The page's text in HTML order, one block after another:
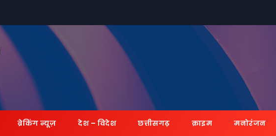
ब्रेकिंग न्यूज़ देश – विदेश छत्तीसगढ़ क्राइम मनोरंजन